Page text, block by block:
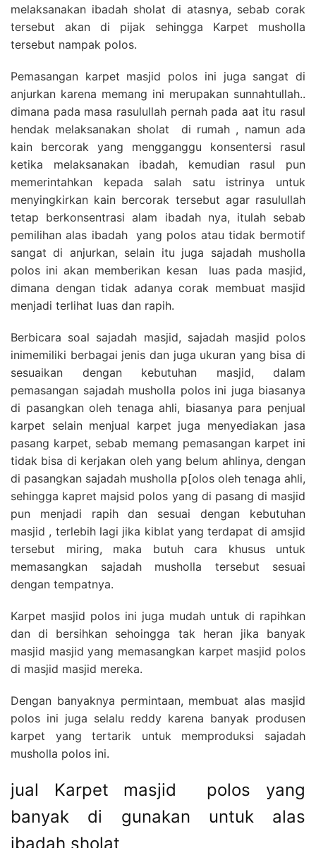
melaksanakan ibadah sholat di atasnya, sebab corak
tersebut akan di pijak sehingga Karpet musholla
tersebut nampak polos.
Pemasangan karpet masjid polos ini juga sangat di
anjurkan karena memang ini merupakan sunnahtullah..
dimana pada masa rasulullah pernah pada aat itu rasul
hendak melaksanakan sholat di rumah , namun ada
kain bercorak yang mengganggu konsentersi rasul
ketika melaksanakan ibadah, kemudian rasul pun
memerintahkan kepada salah satu istrinya untuk
menyingkirkan kain bercorak tersebut agar rasulullah
tetap berkonsentrasi alam ibadah nya, itulah sebab
pemilihan alas ibadah yang polos atau tidak bermotif
sangat di anjurkan, selain itu juga sajadah musholla
polos ini akan memberikan kesan luas pada masjid,
dimana dengan tidak adanya corak membuat masjid
menjadi terlihat luas dan rapih.
Berbicara soal sajadah masjid, sajadah masjid polos
inimemiliki berbagai jenis dan juga ukuran yang bisa di
sesuaikan dengan kebutuhan masjid, dalam
pemasangan sajadah musholla polos ini juga biasanya
di pasangkan oleh tenaga ahli, biasanya para penjual
karpet selain menjual karpet juga menyediakan jasa
pasang karpet, sebab memang pemasangan karpet ini
tidak bisa di kerjakan oleh yang belum ahlinya, dengan
di pasangkan sajadah musholla p[olos oleh tenaga ahli,
sehingga kapret majsid polos yang di pasang di masjid
pun menjadi rapih dan sesuai dengan kebutuhan
masjid , terlebih lagi jika kiblat yang terdapat di amsjid
tersebut miring, maka butuh cara khusus untuk
memasangkan sajadah musholla tersebut sesuai
dengan tempatnya.
Karpet masjid polos ini juga mudah untuk di rapihkan
dan di bersihkan sehoingga tak heran jika banyak
masjid masjid yang memasangkan karpet masjid polos
di masjid masjid mereka.
Dengan banyaknya permintaan, membuat alas masjid
polos ini juga selalu reddy karena banyak produsen
karpet yang tertarik untuk memproduksi sajadah
musholla polos ini.
jual Karpet masjid polos yang
banyak di gunakan untuk alas
ibadah sholat